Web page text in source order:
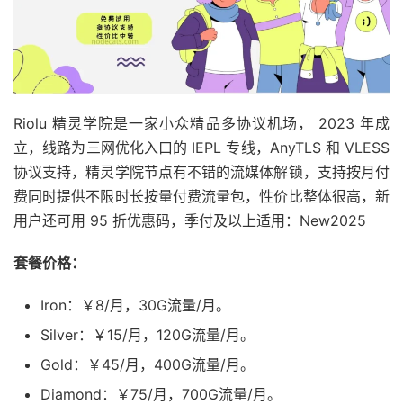
Riolu 精灵学院是一家小众精品多协议机场， 2023 年成
立，线路为三网优化入口的 IEPL 专线，AnyTLS 和 VLESS
协议支持，精灵学院节点有不错的流媒体解锁，支持按月付
费同时提供不限时长按量付费流量包，性价比整体很高，新
用户还可用 95 折优惠码，季付及以上适用：New2025
套餐价格：
Iron：￥8/月，30G流量/月。
Silver：￥15/月，120G流量/月。
Gold：￥45/月，400G流量/月。
Diamond：￥75/月，700G流量/月。